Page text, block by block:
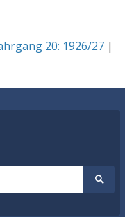
20: 1926/27 |
Suche